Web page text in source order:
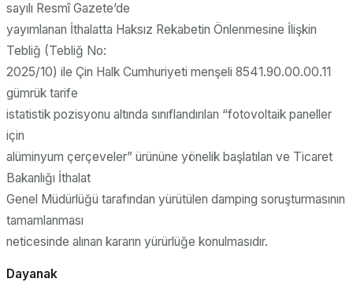
sayılı Resmî Gazete’de
yayımlanan İthalatta Haksız Rekabetin Önlenmesine İlişkin
Tebliğ (Tebliğ No:
2025/10) ile Çin Halk Cumhuriyeti menşeli 8541.90.00.00.11
gümrük tarife
istatistik pozisyonu altında sınıflandırılan “fotovoltaik paneller
için
alüminyum çerçeveler” ürününe yönelik başlatılan ve Ticaret
Bakanlığı İthalat
Genel Müdürlüğü tarafından yürütülen damping soruşturmasının
tamamlanması
neticesinde alınan kararın yürürlüğe konulmasıdır.
Dayanak